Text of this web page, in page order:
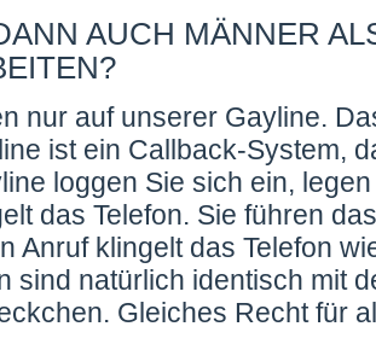
AUCH MÄNNER
nur auf unserer Gayline.
ist ein Callback-System,
loggen Sie sich ein,
das Telefon. Sie führen
Anruf klingelt das Telefon
sind natürlich identisch mit
Gleiches Recht für